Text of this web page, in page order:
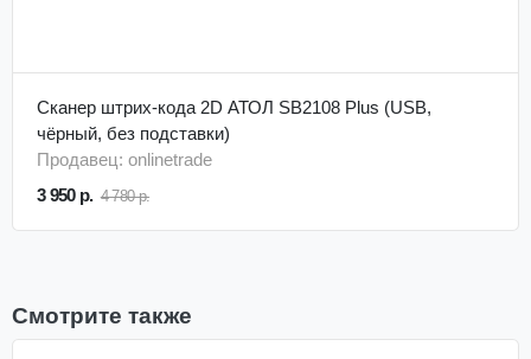
Сканер штрих-кода 2D АТОЛ SB2108 Plus (USB,
чёрный, без подставки)
Продавец: onlinetrade
3 950 р. 4 780 р.
Смотрите также